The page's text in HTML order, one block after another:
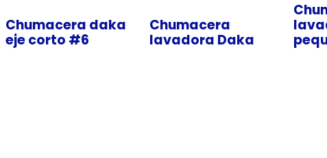
Chumacera daka
eje corto #6
Chumacera
lavadora Daka